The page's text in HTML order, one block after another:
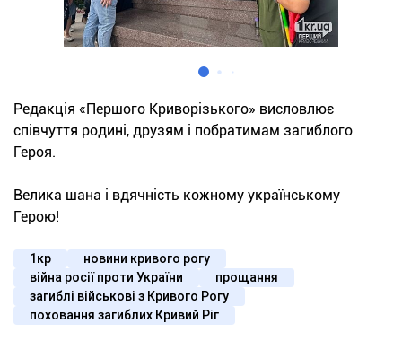
Редакція «Першого Криворізького» висловлює
співчуття родині, друзям і побратимам загиблого
Героя.
Велика шана і вдячність кожному українському
Герою!
1кр
новини кривого рогу
війна росії проти України
прощання
загиблі військові з Кривого Рогу
поховання загиблих Кривий Ріг